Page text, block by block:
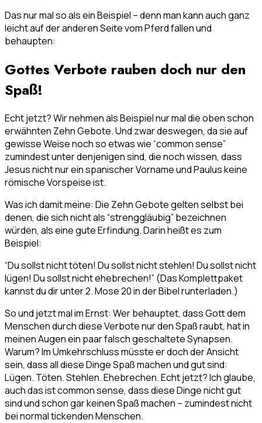
Das nur mal so als ein Beispiel – denn man kann auch ganz
leicht auf der anderen Seite vom Pferd fallen und
behaupten:
Gottes Verbote rauben doch nur den
Spaß!
Echt jetzt? Wir nehmen als Beispiel nur mal die oben schon
erwähnten Zehn Gebote. Und zwar deswegen, da sie auf
gewisse Weise noch so etwas wie “common sense”
zumindest unter denjenigen sind, die noch wissen, dass
Jesus nicht nur ein spanischer Vorname und Paulus keine
römische Vorspeise ist.
Was ich damit meine: Die Zehn Gebote gelten selbst bei
denen, die sich nicht als “strenggläubig” bezeichnen
würden, als eine gute Erfindung. Darin heißt es zum
Beispiel:
“Du sollst nicht töten! Du sollst nicht stehlen! Du sollst nicht
lügen! Du sollst nicht ehebrechen!” (Das Komplettpaket
kannst du dir unter 2. Mose 20 in der Bibel runterladen.)
So und jetzt mal im Ernst: Wer behauptet, dass Gott dem
Menschen durch diese Verbote nur den Spaß raubt, hat in
meinen Augen ein paar falsch geschaltete Synapsen.
Warum? Im Umkehrschluss müsste er doch der Ansicht
sein, dass all diese Dinge Spaß machen und gut sind:
Lügen. Töten. Stehlen. Ehebrechen. Echt jetzt? Ich glaube,
auch das ist common sense, dass diese Dinge nicht gut
sind und schon gar keinen Spaß machen – zumindest nicht
bei normal tickenden Menschen.